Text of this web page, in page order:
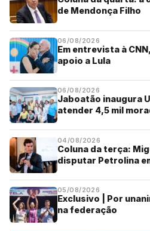
de Mendonça Filho
06/08/2026
Em entrevista à
apoio a Lula
06/08/2026
Jaboatão inaugura
atender 4,5 mil
04/08/2026
Coluna da terça:
disputar Petrolina
05/08/2026
Exclusivo | Por
na federação